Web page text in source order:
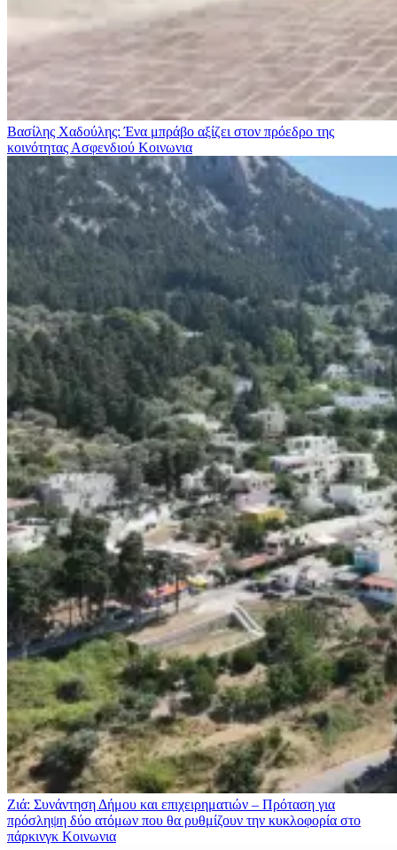
Βασίλης Χαδούλης: Ένα μπράβο αξίζει στον πρόεδρο της
κοινότητας Ασφενδιού Κοινωνια
Ζιά: Συνάντηση Δήμου και επιχειρηματιών – Πρόταση για
πρόσληψη δύο ατόμων που θα ρυθμίζουν την κυκλοφορία στο
πάρκινγκ Κοινωνια